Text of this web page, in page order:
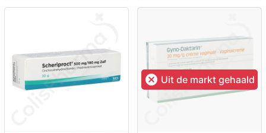
 Uit de markt gehaald